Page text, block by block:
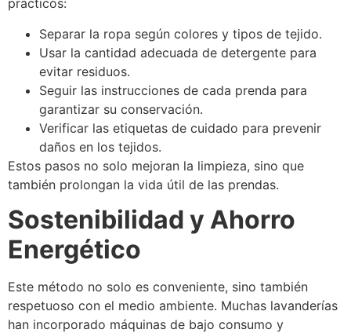
prácticos:
Separar la ropa según colores y tipos de tejido.
Usar la cantidad adecuada de detergente para
evitar residuos.
Seguir las instrucciones de cada prenda para
garantizar su conservación.
Verificar las etiquetas de cuidado para prevenir
daños en los tejidos.
Estos pasos no solo mejoran la limpieza, sino que
también prolongan la vida útil de las prendas.
Sostenibilidad y Ahorro
Energético
Este método no solo es conveniente, sino también
respetuoso con el medio ambiente. Muchas lavanderías
han incorporado máquinas de bajo consumo y